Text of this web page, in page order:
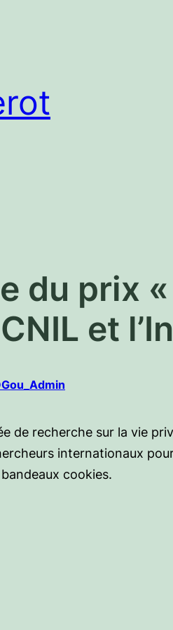
du prix
et
de recherche sur la vie
internationaux
cookies.